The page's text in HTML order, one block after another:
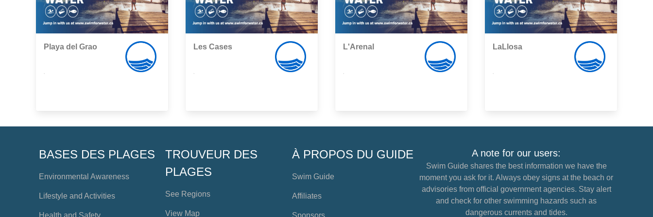
Playa del Grao Les Cases L'Arenal LaLlosa
BASES DES PLAGES
Environmental Awareness
Lifestyle and Activities
Health and Safety
TROUVEUR DES
PLAGES
See Regions
View Map
À PROPOS DU GUIDE
Swim Guide
Affiliates
Sponsors
A note for our users:
Swim Guide shares the best information we have the
moment you ask for it. Always obey signs at the beach or
advisories from official government agencies. Stay alert
and check for other swimming hazards such as
dangerous currents and tides.